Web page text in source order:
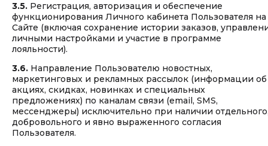
3.5. Регистрация, авторизация и обеспечение
функционирования Личного кабинета Пользователя на
Сайте (включая сохранение истории заказов,
личными настройками и участие в программе
лояльности).
3.6. Направление Пользователю новостных,
маркетинговых и рекламных рассылок (информации об
акциях, скидках, новинках и специальных
предложениях) по каналам связи (email, SMS,
мессенджеры) исключительно при наличии
добровольного и явно выраженного согласия
Пользователя.